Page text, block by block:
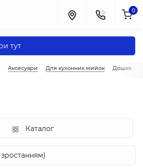
0
Аксесуари Для кухонних мийок Дошка
Каталог